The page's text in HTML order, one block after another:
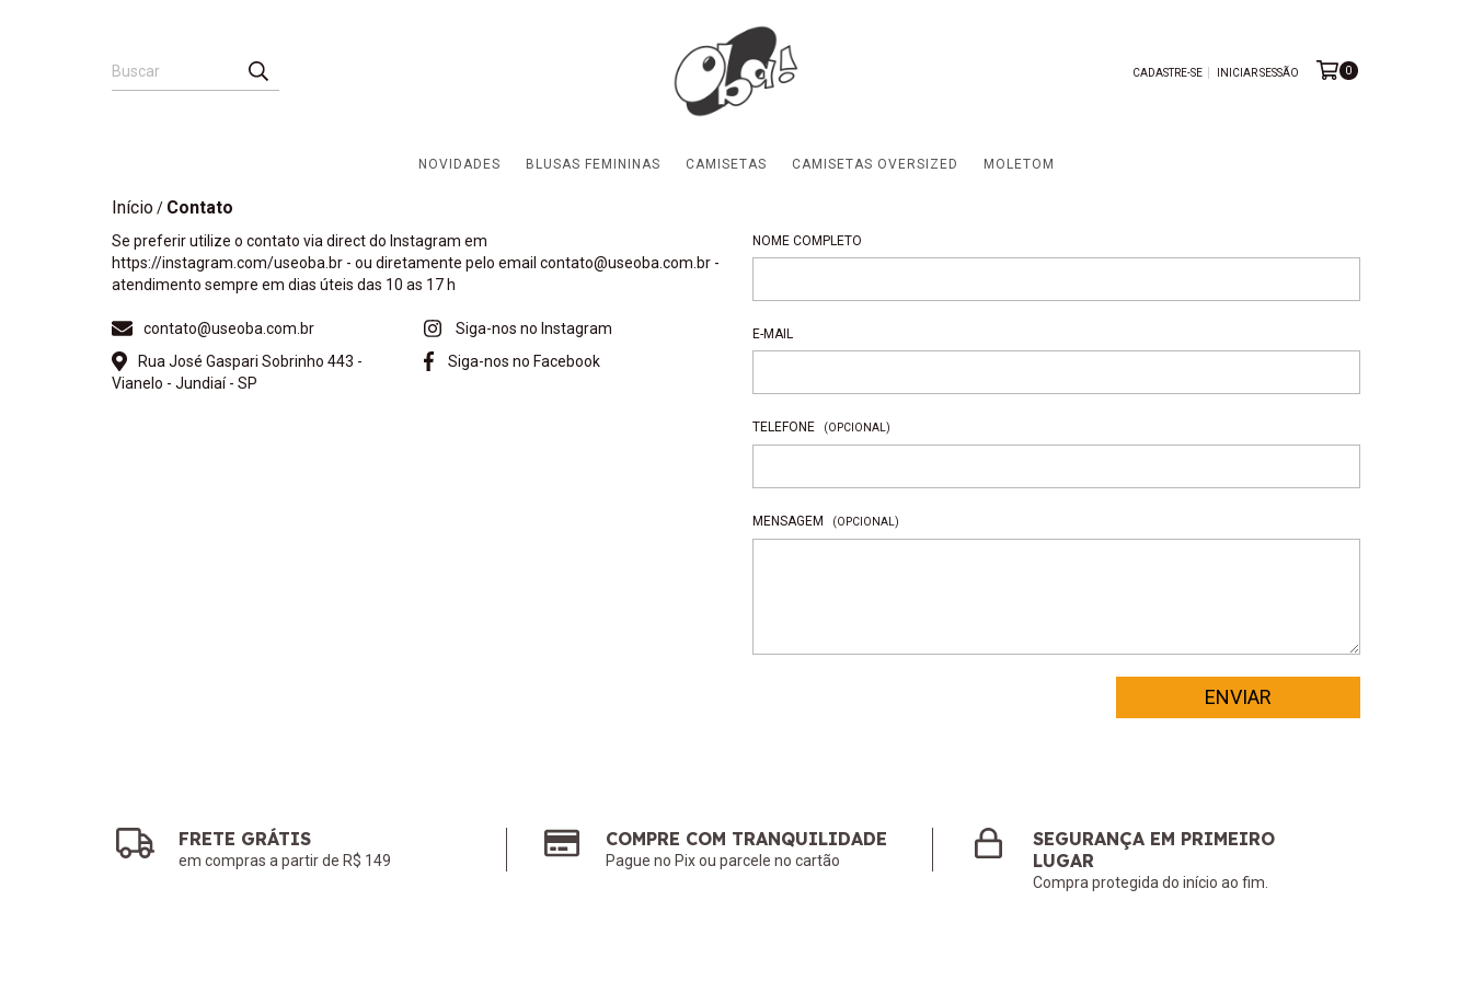
CADASTRE-SE INICIAR SESSÃO 0
NOVIDADES BLUSAS FEMININAS CAMISETAS CAMISETAS OVERSIZED MOLETOM
Início/ Contato
Se preferir utilize o contato via direct do Instagram em
https://instagram.com/useoba.br - ou diretamente pelo email contato@useoba.com.br -
atendimento sempre em dias úteis das 10 as 17 h
contato@useoba.com.br
Rua José Gaspari Sobrinho 443 -
Vianelo - Jundiaí - SP
Siga-nos no Instagram
Siga-nos no Facebook
NOME COMPLETO
E-MAIL
TELEFONE (OPCIONAL)
MENSAGEM (OPCIONAL)
FRETE GRÁTIS
em compras a partir de R$ 149
COMPRE COM TRANQUILIDADE
Pague no Pix ou parcele no cartão
SEGURANÇA EM PRIMEIRO
LUGAR
Compra protegida do início ao fim.